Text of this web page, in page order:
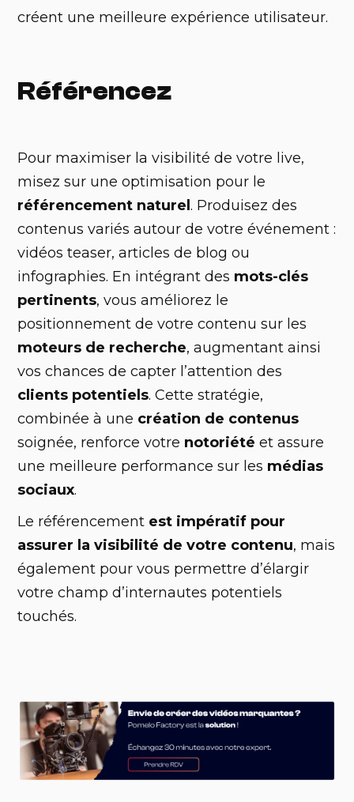
créent une meilleure expérience utilisateur.
Référencez
Pour maximiser la visibilité de votre live,
misez sur une optimisation pour le
référencement naturel. Produisez des
contenus variés autour de votre événement :
vidéos teaser, articles de blog ou
infographies. En intégrant des mots-clés
pertinents, vous améliorez le
positionnement de votre contenu sur les
moteurs de recherche, augmentant ainsi
vos chances de capter l’attention des
clients potentiels. Cette stratégie,
combinée à une création de contenus
soignée, renforce votre notoriété et assure
une meilleure performance sur les médias
sociaux.
Le référencement est impératif pour
assurer la visibilité de votre contenu, mais
également pour vous permettre d’élargir
votre champ d’internautes potentiels
touchés.